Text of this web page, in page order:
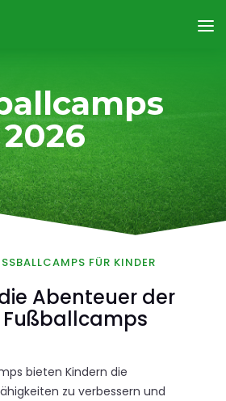
2026
FÜR KINDER
Abenteuer der
Fußballcamps
bieten Kindern die
zu verbessern und